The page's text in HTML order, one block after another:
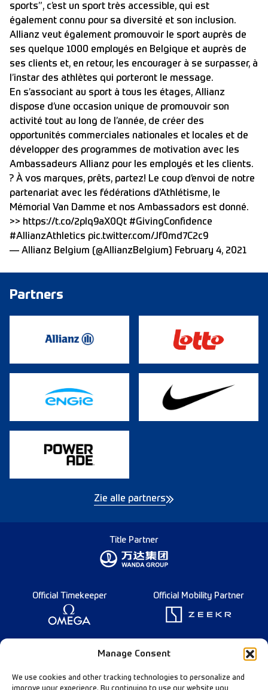
Manage Consent
We use cookies and other tracking technologies to personalize and
sports”, c’est un sport très accessible, qui est
également connu pour sa diversité et son inclusion.
Allianz veut également promouvoir le sport auprès de
ses quelque 1000 employés en Belgique et auprès de
ses clients et, en retour, les encourager à se surpasser, à
l’instar des athlètes qui porteront le message.
En s’associant au sport à tous les étages, Allianz
dispose d’une occasion unique de promouvoir son
activité tout au long de l’année, de créer des
opportunités commerciales nationales et locales et de
développer des programmes de motivation avec les
Ambassadeurs Allianz pour les employés et les clients.
? À vos marques, prêts, partez! Le coup d’envoi de notre
partenariat avec les fédérations d’Athlétisme, le
Mémorial Van Damme et nos Ambassadors est donné.
>> https://t.co/2pIq9aX0Qt #GivingConfidence
#AllianzAthletics pic.twitter.com/Jf0md7C2c9
— Allianz Belgium (@AllianzBelgium) February 4, 2021
Partners
Zie alle partners
Title Partner
Official Timekeeper Official Mobility Partner
Founding Partner